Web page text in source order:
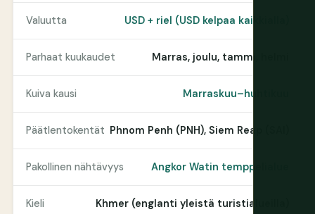
Valuutta USD + riel (USD kelpaa kaikkialla)
Parhaat kuukaudet Marras, joulu, tammi, helmi
Kuiva kausi Marraskuu–huhtikuu
Päätlentokentät Phnom Penh (PNH), Siem Reap (SAI)
Pakollinen nähtävyys Angkor Watin temppelialue
Kieli Khmer (englanti yleistä turistialueilla)